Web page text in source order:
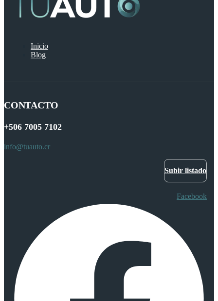
Inicio
Blog
CONTACTO
+506 7005 7102
info@tuauto.cr
Subir listado
Facebook